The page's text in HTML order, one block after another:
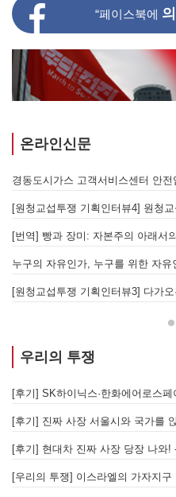
“페이스북에
온라인신문
경동도시가스 고객서비스센터 안
[번역] 빵과 장미: 자본주의 아래서
누구의 자유인가, 누구를 위한 자
우리의 투쟁
[후기] 진짜 사장 서울시와 국가를